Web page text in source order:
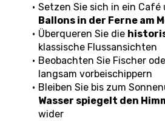
Ballons in der Ferne am
Überqueren Sie die
klassische Flussansichten
Beobachten Sie Fischer
langsam vorbeischippern
Wasser spiegelt den
wider